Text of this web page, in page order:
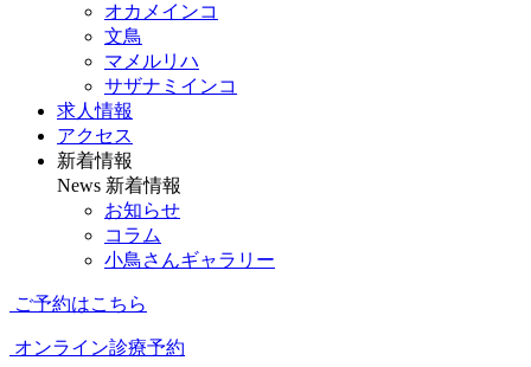
オカメインコ
文鳥
マメルリハ
サザナミインコ
求人情報
アクセス
新着情報
News 新着情報
お知らせ
コラム
小鳥さんギャラリー
ご予約はこちら
オンライン診療予約